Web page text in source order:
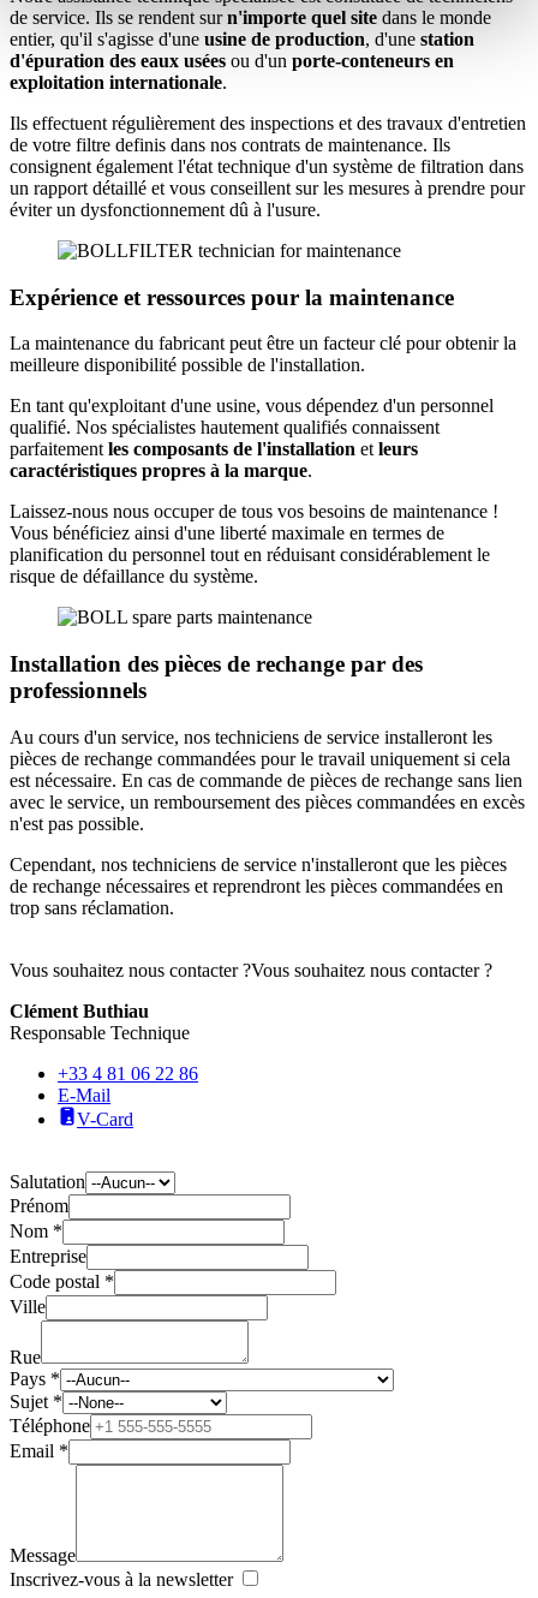
de service. Ils se rendent surn'importe quel site dans le monde
entier, qu'il s'agisse d'une usine de production, d'une station
d'épuration des eaux usées ou d'un porte-conteneurs en
exploitation internationale.
Ils effectuent régulièrement des inspections et des travaux d'entretien
de votre filtre definis dans nos contrats de maintenance. Ils
consignent également l'état technique d'un système de filtration dans
un rapport détaillé et vous conseillent sur les mesures à prendre pour
éviter un dysfonctionnement dû à l'usure.
Expérience et ressources pour la maintenance
La maintenance du fabricant peut être un facteur clé pour obtenir la
meilleure disponibilité possible de l'installation.
En tant qu'exploitant d'une usine, vous dépendez d'un personnel
qualifié. Nos spécialistes hautement qualifiés connaissent
parfaitement les composants de l'installation et leurs
caractéristiques propres à la marque.
Laissez-nous nous occuper de tous vos besoins de maintenance !
Vous bénéficiez ainsi d'une liberté maximale en termes de
planification du personnel tout en réduisant considérablement le
risque de défaillance du système.
Installation des pièces de rechange par des
professionnels
Au cours d'un service, nos techniciens de service installeront les
pièces de rechange commandées pour le travail uniquement si cela
est nécessaire. En cas de commande de pièces de rechange sans lien
avec le service, un remboursement des pièces commandées en excès
n'est pas possible.
Cependant, nos techniciens de service n'installeront que les pièces
de rechange nécessaires et reprendront les pièces commandées en
trop sans réclamation.
Vous souhaitez nous contacter ?Vous souhaitez nous contacter ?
Clément Buthiau
Responsable Technique
+33 4 81 06 22 86
E-Mail
V-Card
Salutation
Prénom
Nom *
Entreprise
Code postal *
Ville
Rue
Pays *
Sujet *
Téléphone
Email *
Message
Inscrivez-vous à la newsletter